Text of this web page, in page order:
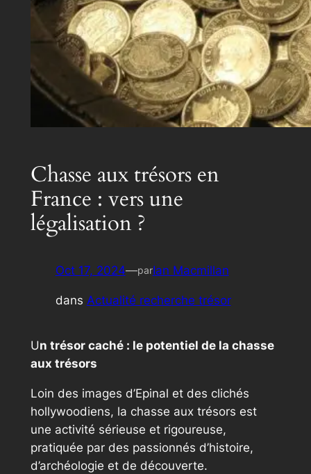
Chasse aux trésors en
France : vers une
légalisation ?
Oct 17, 2024—parIan Macmillan
dans Actualité recherche trésor
Un trésor caché : le potentiel de la chasse
aux trésors
Loin des images d’Epinal et des clichés
hollywoodiens, la chasse aux trésors est
une activité sérieuse et rigoureuse,
pratiquée par des passionnés d’histoire,
d’archéologie et de découverte.